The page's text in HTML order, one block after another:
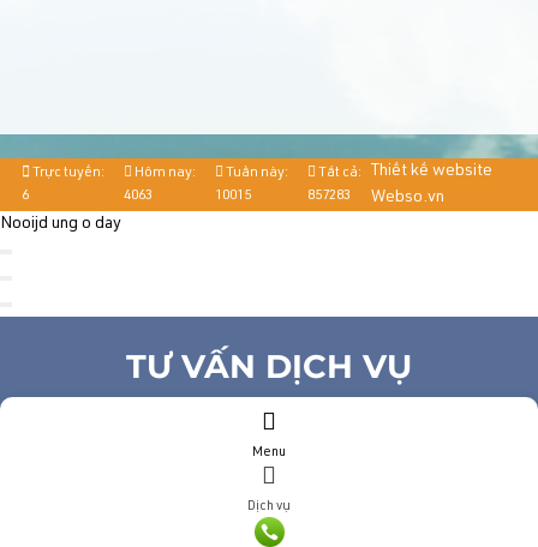
Trực tuyến:
6
Hôm nay:
4063
Tuần này:
10015
Tất cả:
857283
Thiết kế website
Webso.vn
Menu
Dịch vụ
Nooijd ung o day
TƯ VẤN DỊCH VỤ